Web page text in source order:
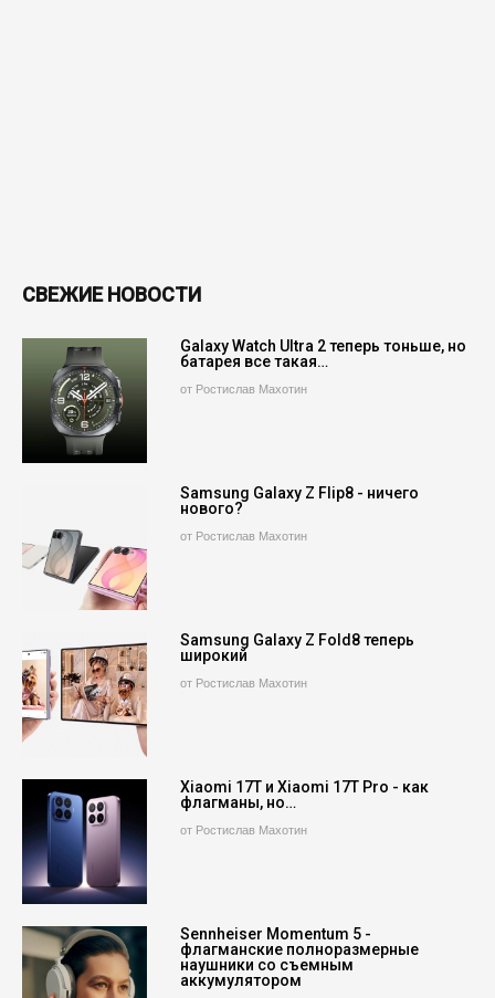
СВЕЖИЕ НОВОСТИ
Galaxy Watch Ultra 2 теперь тоньше, но
батарея все такая…
от Ростислав Махотин
Samsung Galaxy Z Flip8 - ничего
нового?
от Ростислав Махотин
Samsung Galaxy Z Fold8 теперь
широкий
от Ростислав Махотин
Xiaomi 17T и Xiaomi 17T Pro - как
флагманы, но…
от Ростислав Махотин
Sennheiser Momentum 5 -
флагманские полноразмерные
наушники со съемным
аккумулятором